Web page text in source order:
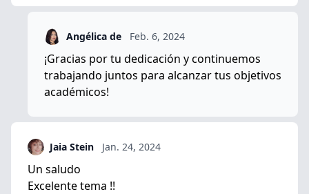
Angélica de Feb. 6, 2024
¡Gracias por tu dedicación y continuemos
trabajando juntos para alcanzar tus objetivos
académicos!
Jaia Stein Jan. 24, 2024
Un saludo
Excelente tema !!